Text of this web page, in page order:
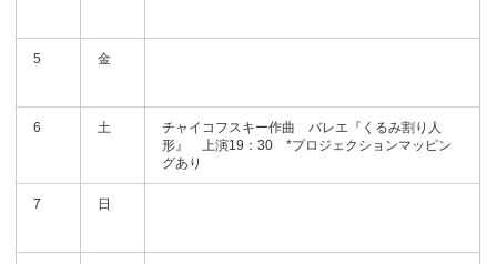
5 金
6 土
チャイコフスキー作曲 バレエ『くるみ割り人
形』 上演19：30 *プロジェクションマッピン
グあり
7 日